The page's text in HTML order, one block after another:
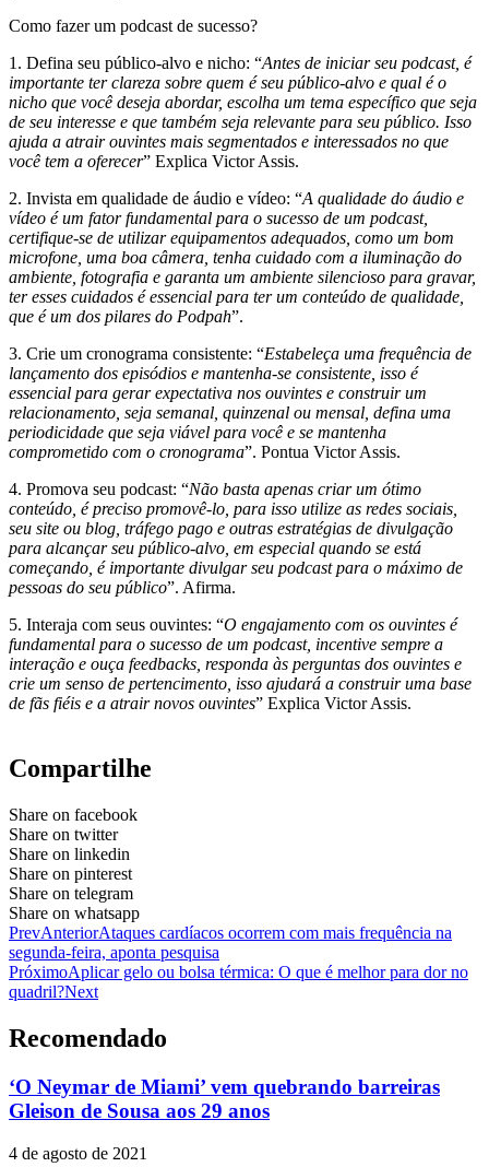
Como fazer um podcast de sucesso?
1. Defina seu público-alvo e nicho: “Antes de iniciar seu podcast, é
importante ter clareza sobre quem é seu público-alvo e qual é o
nicho que você deseja abordar, escolha um tema específico que seja
de seu interesse e que também seja relevante para seu público. Isso
ajuda a atrair ouvintes mais segmentados e interessados no que
você tem a oferecer” Explica Victor Assis.
2. Invista em qualidade de áudio e vídeo: “A qualidade do áudio e
vídeo é um fator fundamental para o sucesso de um podcast,
certifique-se de utilizar equipamentos adequados, como um bom
microfone, uma boa câmera, tenha cuidado com a iluminação do
ambiente, fotografia e garanta um ambiente silencioso para gravar,
ter esses cuidados é essencial para ter um conteúdo de qualidade,
que é um dos pilares do Podpah”.
3. Crie um cronograma consistente: “Estabeleça uma frequência de
lançamento dos episódios e mantenha-se consistente, isso é
essencial para gerar expectativa nos ouvintes e construir um
relacionamento, seja semanal, quinzenal ou mensal, defina uma
periodicidade que seja viável para você e se mantenha
comprometido com o cronograma”. Pontua Victor Assis.
4. Promova seu podcast: “Não basta apenas criar um ótimo
conteúdo, é preciso promovê-lo, para isso utilize as redes sociais,
seu site ou blog, tráfego pago e outras estratégias de divulgação
para alcançar seu público-alvo, em especial quando se está
começando, é importante divulgar seu podcast para o máximo de
pessoas do seu público”. Afirma.
5. Interaja com seus ouvintes: “O engajamento com os ouvintes é
fundamental para o sucesso de um podcast, incentive sempre a
interação e ouça feedbacks, responda às perguntas dos ouvintes e
crie um senso de pertencimento, isso ajudará a construir uma base
de fãs fiéis e a atrair novos ouvintes” Explica Victor Assis.
Compartilhe
Share on facebook
Share on twitter
Share on linkedin
Share on pinterest
Share on telegram
Share on whatsapp
PrevAnteriorAtaques cardíacos ocorrem com mais frequência na
segunda-feira, aponta pesquisa
PróximoAplicar gelo ou bolsa térmica: O que é melhor para dor no
quadril?Next
Recomendado
‘O Neymar de Miami’ vem quebrando barreiras
Gleison de Sousa aos 29 anos
4 de agosto de 2021